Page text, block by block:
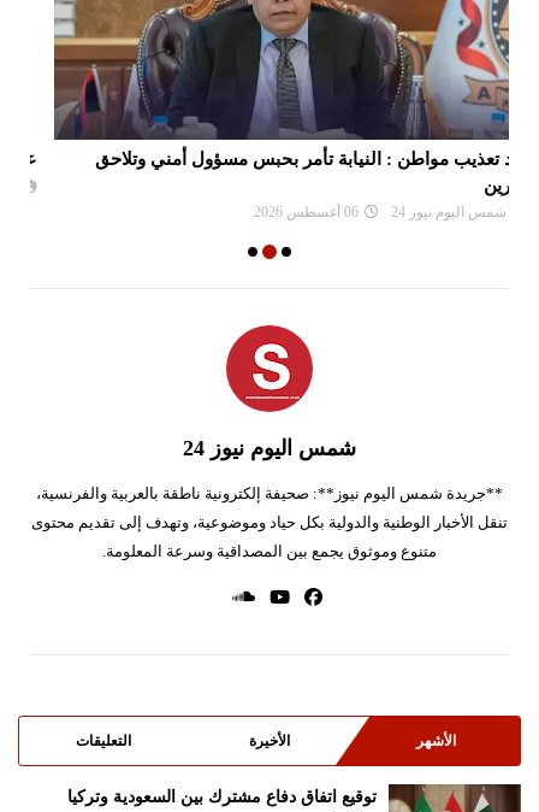
عقيلة صالح: ندعم «هيئة الرقابة الإدارية» وأجهزتها
شمس اليوم نيوز 24
**جريدة شمس اليوم نيوز**: صحيفة إلكترونية ناطقة بالعربية والفرنسية،
تنقل الأخبار الوطنية والدولية بكل حياد وموضوعية، وتهدف إلى تقديم محتوى
متنوع وموثوق يجمع بين المصداقية وسرعة المعلومة.
الأشهر الأخيرة التعليقات
توقيع اتفاق دفاع مشترك بين السعودية وتركيا